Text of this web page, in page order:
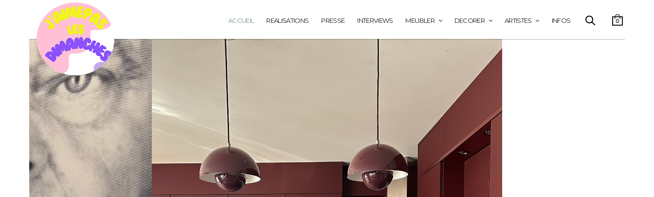
ACCUEIL REALISATIONS PRESSE INTERVIEWS MEUBLER DECORER ARTISTES INFOS 0